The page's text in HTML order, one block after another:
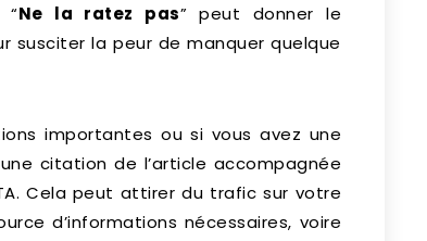
“Ne la ratez pas” peut donner le
susciter la peur de manquer quelque
importantes ou si vous avez une
citation de l’article accompagnée
Cela peut attirer du trafic sur votre
d’informations nécessaires, voire